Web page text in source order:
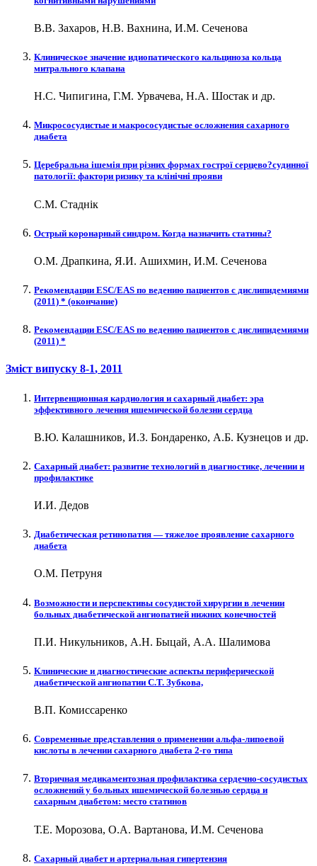
В.В. Захаров, Н.В. Вахнина, И.М. Сеченова
Клиническое значение идиопатического кальциноза кольца
митрального клапана
Н.С. Чипигина, Г.М. Урвачева, Н.А. Шостак и др.
Микрососудистые и макрососудистые осложнения сахарного
диабета
Церебральна ішемія при різних формах гострої серцево?судинної
патології: фактори ризику та клінічні прояви
С.М. Стаднік
Острый коронарный синдром. Когда назначить статины?
О.М. Драпкина, Я.И. Ашихмин, И.М. Сеченова
Рекомендации ESC/EAS по ведению пациентов с дислипидемиями
(2011) * (окончание)
Рекомендации ESC/EAS по ведению пациентов с дислипидемиями
(2011) *
Зміст випуску 8-1, 2011
Интервенционная кардиология и сахарный диабет: эра
эффективного лечения ишемической болезни сердца
В.Ю. Калашников, И.З. Бондаренко, А.Б. Кузнецов и др.
Сахарный диабет: развитие технологий в диагностике, лечении и
профилактике
И.И. Дедов
Диабетическая ретинопатия — тяжелое проявление сахарного
диабета
О.М. Петруня
Возможности и перспективы сосудистой хирургии в лечении
больных диабетической ангиопатией нижних конечностей
П.И. Никульников, А.Н. Быцай, А.А. Шалимова
Клинические и диагностические аспекты периферической
диабетической ангиопатии С.Т. Зубкова,
В.П. Комиссаренко
Современные представления о применении альфа-липоевой
кислоты в лечении сахарного диабета 2-го типа
Вторичная медикаментозная профилактика сердечно-сосудистых
осложнений у больных ишемической болезнью сердца и
сахарным диабетом: место статинов
Т.Е. Морозова, О.А. Вартанова, И.М. Сеченова
Сахарный диабет и артериальная гипертензия